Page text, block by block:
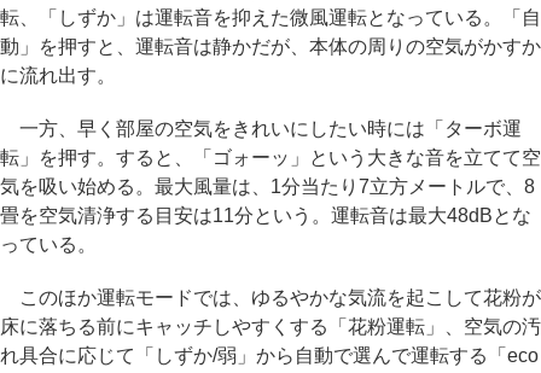
転、「しずか」は運転音を抑えた微風運転となっている。「自
動」を押すと、運転音は静かだが、本体の周りの空気がかすか
に流れ出す。
一方、早く部屋の空気をきれいにしたい時には「ターボ運
転」を押す。すると、「ゴォーッ」という大きな音を立てて空
気を吸い始める。最大風量は、1分当たり7立方メートルで、8
畳を空気清浄する目安は11分という。運転音は最大48dBとな
っている。
このほか運転モードでは、ゆるやかな気流を起こして花粉が
床に落ちる前にキャッチしやすくする「花粉運転」、空気の汚
れ具合に応じて「しずか/弱」から自動で選んで運転する「eco